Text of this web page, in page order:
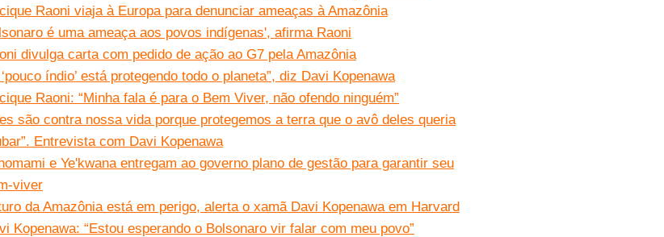
Raoni viaja à Europa para denunciar ameaças à Amazônia
é uma ameaça aos povos indígenas', afirma Raoni
divulga carta com pedido de ação ao G7 pela Amazônia
‘pouco índio’ está protegendo todo o planeta”, diz Davi Kopenawa
Raoni: “Minha fala é para o Bem Viver, não ofendo ninguém”
são contra nossa vida porque protegemos a terra que o avô deles queria
Entrevista com Davi Kopenawa
e Ye'kwana entregam ao governo plano de gestão para garantir seu
viver
da Amazônia está em perigo, alerta o xamã Davi Kopenawa em Harvard
Kopenawa: “Estou esperando o Bolsonaro vir falar com meu povo”